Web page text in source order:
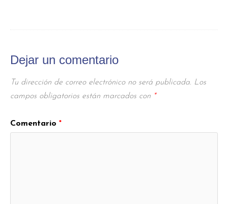
Dejar un comentario
Tu dirección de correo electrónico no será publicada. Los
campos obligatorios están marcados con *
Comentario *